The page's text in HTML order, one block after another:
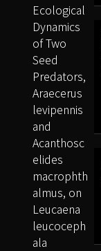
Ecological
Dynamics
of Two
Seed
Predators,
Araecerus
levipennis
and
Acanthosc
elides
macrophth
almus, on
Leucaena
leucoceph
ala